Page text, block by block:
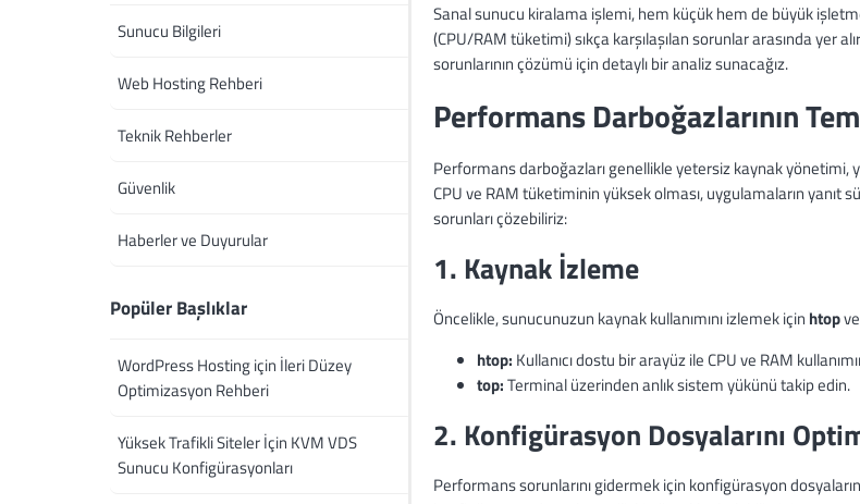
Sanal sunucu kiralama işlemi, hem küçük hem de büyük
(CPU/RAM tüketimi) sıkça karşılaşılan sorunlar arasında yer
sorunlarının çözümü için detaylı bir analiz sunacağız.
Performans Darboğazlarının
Performans darboğazları genellikle yetersiz kaynak yönetimi,
CPU ve RAM tüketiminin yüksek olması, uygulamaların yanıt
sorunları çözebiliriz:
1. Kaynak İzleme
Öncelikle, sunucunuzun kaynak kullanımını izlemek için htop
htop: Kullanıcı dostu bir arayüz ile CPU ve RAM
top:Terminal üzerinden anlık sistem yükünü takip edin.
2. Konfigürasyon Dosyalarını
Performans sorunlarını gidermek için konfigürasyon
Sunucu Bilgileri
Web Hosting Rehberi
Teknik Rehberler
Güvenlik
Haberler ve Duyurular
Popüler Başlıklar
WordPress Hosting için İleri Düzey
Optimizasyon Rehberi
Yüksek Trafikli Siteler İçin KVM VDS
Sunucu Konfigürasyonları